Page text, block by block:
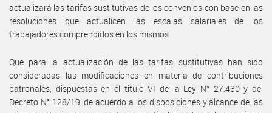
actualizará las tarifas sustitutivas de los convenios con base en las
resoluciones que actualicen las escalas salariales de los
trabajadores comprendidos en los mismos.
Que para la actualización de las tarifas sustitutivas han sido
consideradas las modificaciones en materia de contribuciones
patronales, dispuestas en el titulo VI de la Ley N° 27.430 y del
Decreto N° 128/19, de acuerdo a los disposiciones y alcance de las